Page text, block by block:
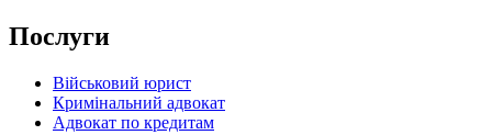
Послуги
Військовий юрист
Кримінальний адвокат
Адвокат по кредитам